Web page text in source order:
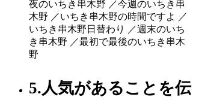
夜のいちき串木野 ／今週のいちき串
木野 ／いちき串木野の時間ですよ ／
いちき串木野日替わり ／週末のいち
き串木野 ／最初で最後のいちき串木
野
5.人気があることを伝